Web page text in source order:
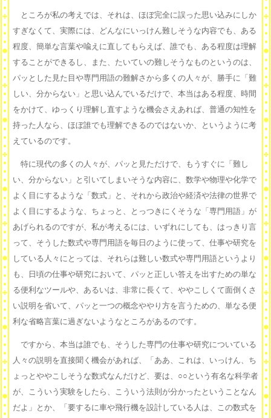
ところが私の考えでは、それは、ほぼ完全に誤った思い込みにしか
すぎなくて、実際には、どんなにいっけん難しそうな内容でも、ある
程度、簡単な言葉や喩えに直してもらえば、誰でも、ある程度は理解
することができるし、また、たいていの難しそうなものというのは、
パッとした見た目や専門用語の難解さから多くの人々が、勝手に「難
しい、分からない」と思い込んでいるだけで、本当はある程度、時間
をかけて、ゆっくり理解し直すような機会さえあれば、普通の知性を
持った人なら、ほぼ誰でも理解できるのではないか、というように考
えているのです。
特に現代の多くの人々が、パッと見ただけで、もうすぐに「難し
い、分からない」と引いてしまいそうな内容に、数学や物理や化学で
よく目にするような「数式」と、それから政治や経済や法律の世界で
よく目にするような、ちょっと、とっつきにくそうな「専門用語」が
あげられるのですが、私が考えるには、いずれにしても、はっきり言
って、そうした数式や専門用語を毎日のように使って、仕事や研究を
している人々にとっては、それらは難しい数式や専門用語というより
も、日頃の仕事や研究において、パッと正しい答えを出すための単な
る便利なツールや、あるいは、非常に長くて、ややこしくて面倒くさ
い説明を省いて、パッと一つの概念ややり方を言うための、単なる便
利な省略言葉に過ぎないようなところがあるのです。
ですから、本当は誰でも、そうした専門の仕事や研究についている
人々の説明を直接聞く機会があれば、「ああ、これは、いっけん、ち
ょっとややこしそうな数式なんだけど、要は、○○という有名な科学者
が、こういう実験をしたら、こういう法則が分かったということなん
だよ」とか、「要するに車や飛行機を設計している人は、この数式を